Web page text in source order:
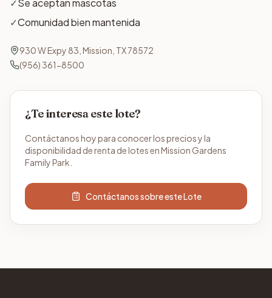
✓Se aceptan mascotas
✓Comunidad bien mantenida
930 W Expy 83, Mission, TX 78572
(956) 361-8500
¿Te interesa este lote?
Contáctanos hoy para conocer los precios y la
disponibilidad de renta de lotes en Mission Gardens
Family Park.
Contáctanos sobre este Lote